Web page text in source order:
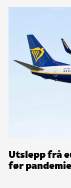
Utslepp frå
før